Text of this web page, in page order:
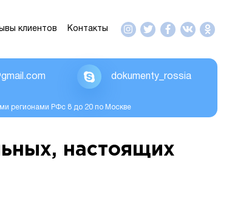
клиентов Контакты
dokumenty_rossia
регионами РФс 8 до 20 по Москве
настоящих